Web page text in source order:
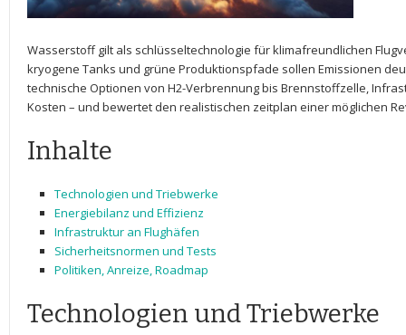
Wasserstoff gilt als⁣ schlüsseltechnologie für klimafreundlichen
kryogene Tanks und grüne⁢ Produktionspfade sollen Emissionen
‍technische Optionen von ​H2-Verbrennung bis Brennstoffzelle,
‍Kosten – und bewertet den realistischen zeitplan einer möglichen
Inhalte
Technologien und ⁣Triebwerke
Energiebilanz und​ Effizienz
Infrastruktur an Flughäfen
Sicherheitsnormen und Tests
Politiken, Anreize, Roadmap
Technologien und ​Triebwerke